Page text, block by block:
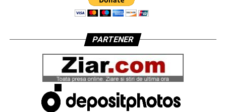
PARTENER